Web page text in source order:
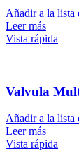
Añadir a la lista
Leer más
Vista rápida
Valvula
Añadir a la lista
Leer más
Vista rápida